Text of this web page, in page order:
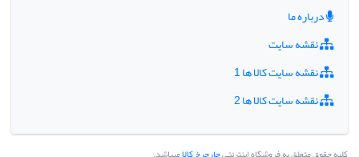
درباره ما
نقشه سایت
نقشه سایت کالا ها 1
نقشه سایت کالا ها 2